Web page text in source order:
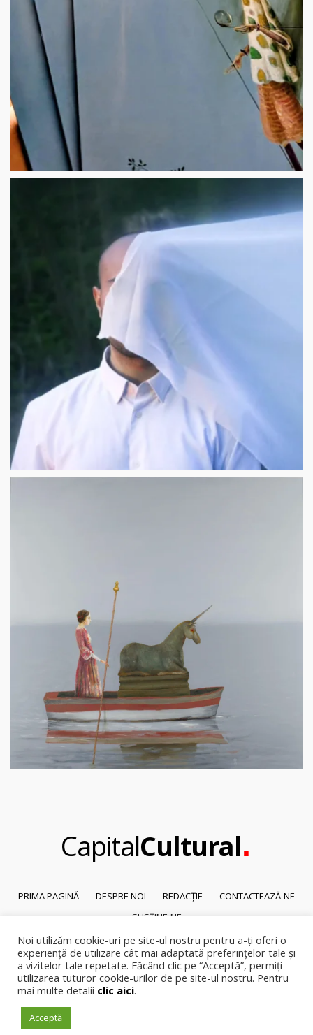
CapitalCultural.
PRIMA PAGINĂ DESPRE NOI REDACȚIE
CONTACTEAZĂ-NE
SUSȚINE-NE
© 2026Capital Cultural
Reproducerea integrală sau parțială a textelor sau a ilustrațiilor din orice
pagină a site-ului este posibilă numai cu acordul prealabil scris al Capital
Noi utilizăm cookie-uri pe site-ul nostru pentru a-ți oferi o
experiență de utilizare cât mai adaptată preferințelor tale și
a vizitelor tale repetate. Făcând clic pe “Acceptă”, permiți
utilizarea tuturor cookie-urilor de pe site-ul nostru. Pentru
mai multe detalii clic aici.
Acceptă